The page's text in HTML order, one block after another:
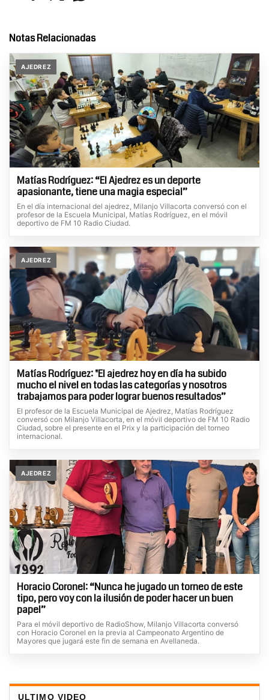
Notas Relacionadas
AJEDREZ
Matías Rodríguez: “El Ajedrez es un deporte
apasionante, tiene una magia especial”
En el día internacional del ajedrez, Milanjo Villacorta conversó con el
profesor de la Escuela Municipal, Matías Rodríguez, en el móvil
deportivo de FM 10 Radio Ciudad.
AJEDREZ
Matías Rodríguez: "El ajedrez hoy en día ha subido
mucho el nivel en todas las categorías y nosotros
trabajamos para poder lograr buenos resultados”
El profesor de la Escuela Municipal de Ajedrez, Matías Rodríguez
conversó con Milanjo Villacorta, en el móvil deportivo de FM 10 Radio
Ciudad, sobre el presente en el Prix y la participación del torneo
internacional.
AJEDREZ
Horacio Coronel: “Nunca he jugado un torneo de este
tipo, pero voy con la ilusión de poder hacer un buen
papel”
Para el móvil deportivo de RadioShow, Milanjo Villacorta conversó
con Horacio Coronel en la previa al Campeonato Argentino de
Mayores que jugará este fin de semana en Avellaneda.
ULTIMO VIDEO